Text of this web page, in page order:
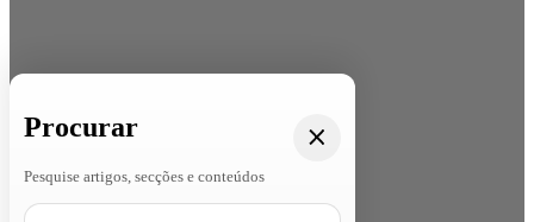
Procurar
Pesquise artigos, secções e conteúdos